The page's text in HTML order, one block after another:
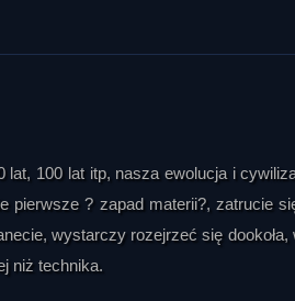
lat, 100 lat itp, nasza ewolucja i
pierwsze ? zapad materii?, zatrucie
wystarczy rozejrzeć się
niż technika.